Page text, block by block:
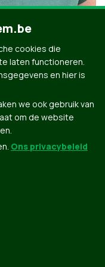
cookies die
laten functioneren.
en hier is
we ook gebruik van
om de website
Ons privacybeleid